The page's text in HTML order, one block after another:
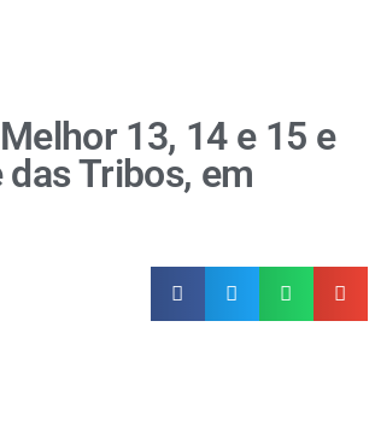
13, 14 e 15 e
Tribos, em